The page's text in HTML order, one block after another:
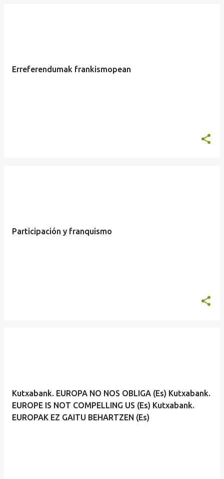
Erreferendumak frankismopean
Participación y franquismo
Kutxabank. EUROPA NO NOS OBLIGA (Es) Kutxabank.
EUROPE IS NOT COMPELLING US (Es) Kutxabank.
EUROPAK EZ GAITU BEHARTZEN (Es)